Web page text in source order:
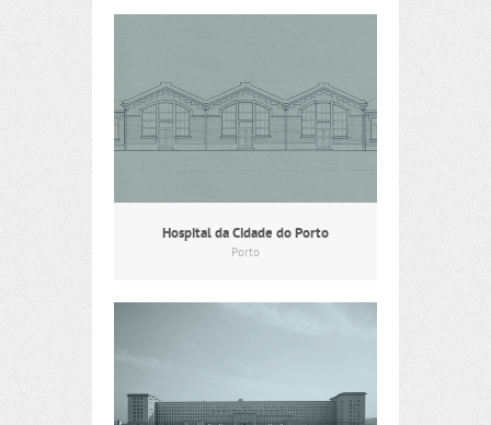
Hospital da Cidade do Porto
Porto